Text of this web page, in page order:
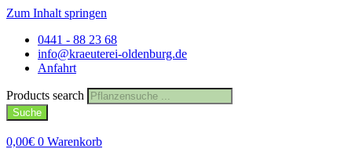
Zum Inhalt springen
0441 - 88 23 68
info@kraeuterei-oldenburg.de
Anfahrt
Products search
Suche
0,00€ 0 Warenkorb